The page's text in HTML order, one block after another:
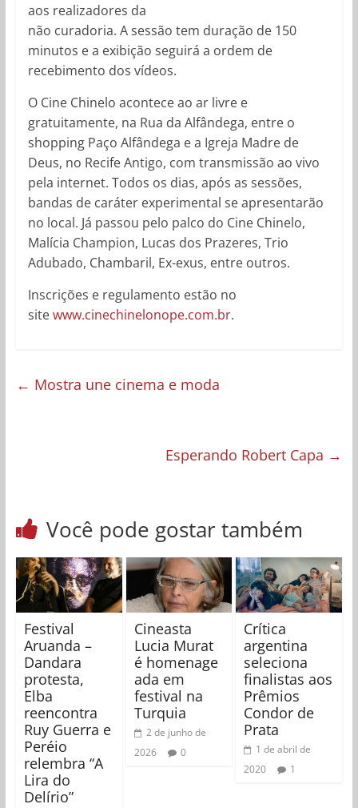
aos realizadores da
não curadoria. A sessão tem duração de 150
minutos e a exibição seguirá a ordem de
recebimento dos vídeos.
O Cine Chinelo acontece ao ar livre e
gratuitamente, na Rua da Alfândega, entre o
shopping Paço Alfândega e a Igreja Madre de
Deus, no Recife Antigo, com transmissão ao vivo
pela internet. Todos os dias, após as sessões,
bandas de caráter experimental se apresentarão
no local. Já passou pelo palco do Cine Chinelo,
Malícia Champion, Lucas dos Prazeres, Trio
Adubado, Chambaril, Ex-exus, entre outros.
Inscrições e regulamento estão no
sitewww.cinechinelonope.com.br.
← Mostra une cinema e moda
Esperando Robert Capa →
Você pode gostar também
Festival
Aruanda –
Dandara
protesta,
Elba
reencontra
Ruy Guerra e
Peréio
relembra “A
Lira do
Delírio”
Cineasta
Lucia Murat
é homenage
ada em
festival na
Turquia
2 de junho de
2026
0
Crítica
argentina
seleciona
finalistas aos
Prêmios
Condor de
Prata
1 de abril de
2020
1